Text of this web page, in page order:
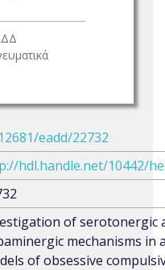
eadd/22732
hdl.handle.net/10442/
of serotonergic
mechanisms in
of obsessive